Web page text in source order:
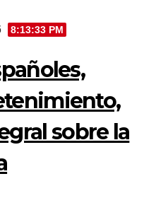
8:13:33 PM
sobre la